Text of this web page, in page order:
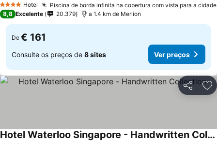
4 EstrelasHotel
Piscina de borda infinita na cobertura com vista para a cidade
8,8 Excelente 20.379 a 1.4 km de Merlion
De € 161
Consulte os preços de 8 sites Ver preços
Partilhar
Hotel Waterloo Singapore - Handwritten Collection